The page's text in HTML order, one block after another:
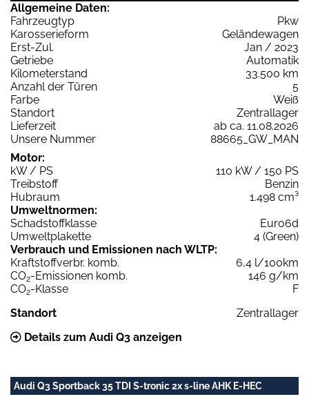
Allgemeine Daten:
Fahrzeugtyp
Pkw
Karosserieform
Geländewagen
Erst-Zul.
Jan / 2023
Getriebe
Automatik
Kilometerstand
33.500 km
Anzahl der Türen
5
Farbe
Weiß
Standort
Zentrallager
Lieferzeit
ab ca. 11.08.2026
Unsere Nummer
88665_GW_MAN
Motor:
kW / PS
110 kW / 150 PS
Treibstoff
Benzin
Hubraum
1.498 cm³
Umweltnormen:
Schadstoffklasse
Euro6d
Umweltplakette
4 (Green)
Verbrauch und Emissionen nach WLTP:
Kraftstoffverbr. komb.
6,4 l/100km
CO2-Emissionen komb.
146 g/km
CO2-Klasse
F
Standort
Zentrallager
Details zum Audi Q3 anzeigen
Audi Q3 Sportback 35 TDI S-tronic 2x s-line AHK E-HEC